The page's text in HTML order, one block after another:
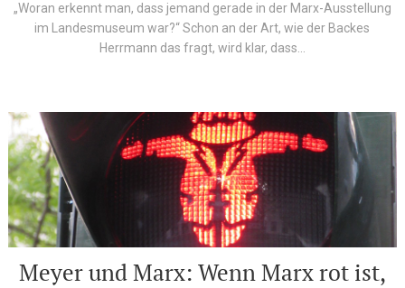
„Woran erkennt man, dass jemand gerade in der Marx-Ausstellung
im Landesmuseum war?“ Schon an der Art, wie der Backes
Herrmann das fragt, wird klar, dass...
Meyer und Marx: Wenn Marx rot ist,